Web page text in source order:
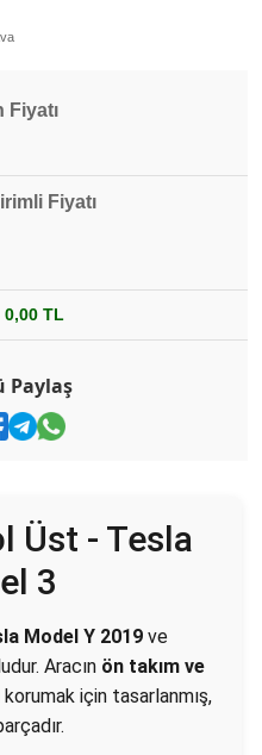
Fiyatı
Fiyatı
0,00 TL
Paylaş
Üst - Tesla
3
Model Y 2019ve
Aracın ön takım ve
için tasarlanmış,